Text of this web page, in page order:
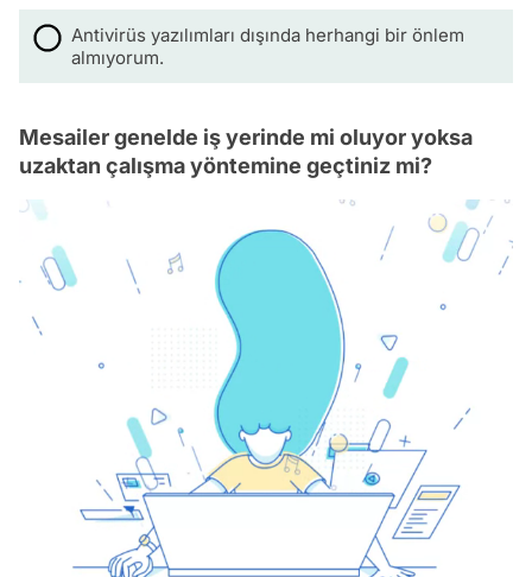
Antivirüs yazılımları dışında herhangi bir önlem
almıyorum.
Mesailer genelde iş yerinde mi oluyor yoksa
uzaktan çalışma yöntemine geçtiniz mi?